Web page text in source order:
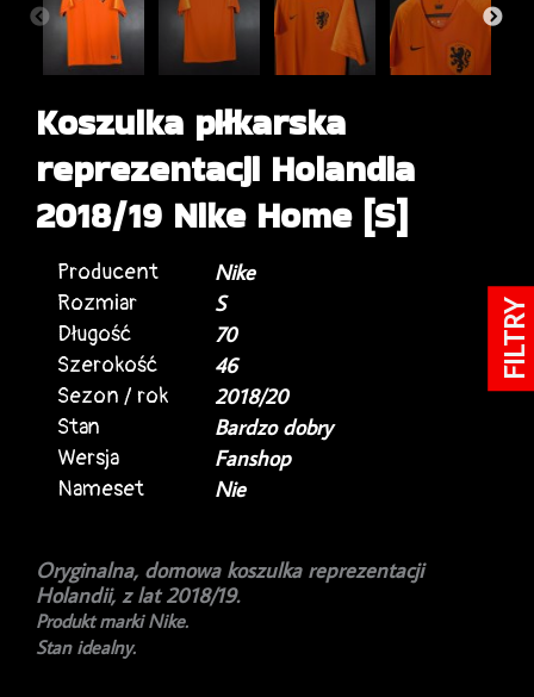
Koszulka piłkarska
reprezentacji Holandia
2018/19 Nike Home [S]
Producent
Nike
Rozmiar
S
Długość
70
Szerokość
46
Sezon / rok
2018/20
Stan
Bardzo dobry
Wersja
Fanshop
Nameset
Nie
Oryginalna, domowa koszulka reprezentacji
Holandii, z lat 2018/19.
Produkt marki Nike.
Stan idealny.
FILTRY